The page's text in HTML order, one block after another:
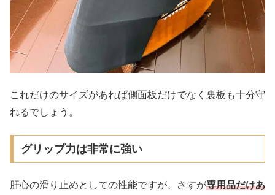
これだけのサイズがあれば側面板だけでなく裏板も十分守
れるでしょう。
グリップ力は非常に強い
肝心の滑り止めとしての性能ですが、さすが専用品だけあ